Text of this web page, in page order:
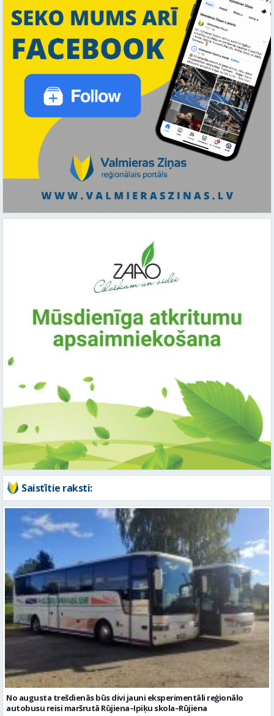
Saistītie raksti:
No augusta trešdienās būs divi jauni eksperimentāli reģionālo
autobusu reisi maršrutā Rūjiena–Ipiķu skola–Rūjiena